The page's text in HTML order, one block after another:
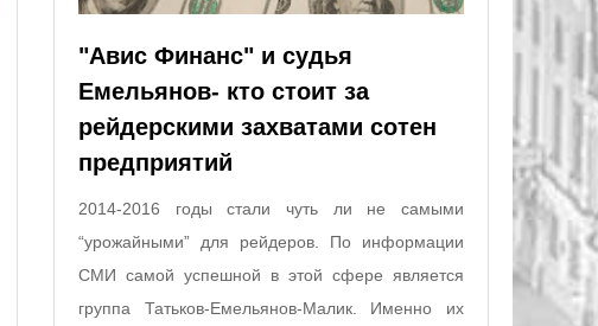
"Авис Финанс" и судья
Емельянов- кто стоит за
рейдерскими захватами сотен
предприятий
2014-2016 годы стали чуть ли не самыми
“урожайными” для рейдеров. По информации
СМИ самой успешной в этой сфере является
группа Татьков-Емельянов-Малик. Именно их